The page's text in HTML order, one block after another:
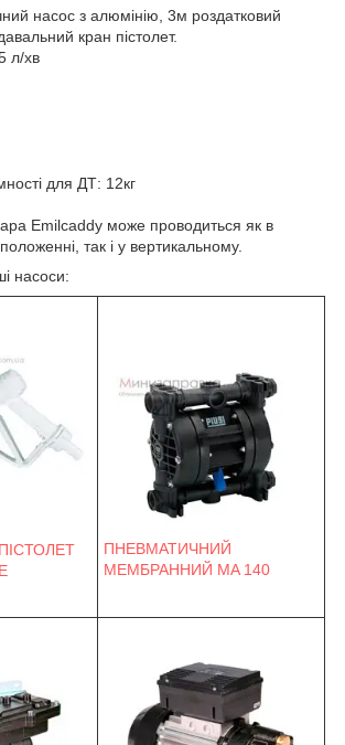
насос з алюмінію, 3м роздатковий
кран пістолет.
л/хв
для ДТ: 12кг
Emilcaddy може проводиться як в
так і у вертикальному.
насоси:
ПНЕВМАТИЧНИЙ
МЕМБРАННИЙ MA 140